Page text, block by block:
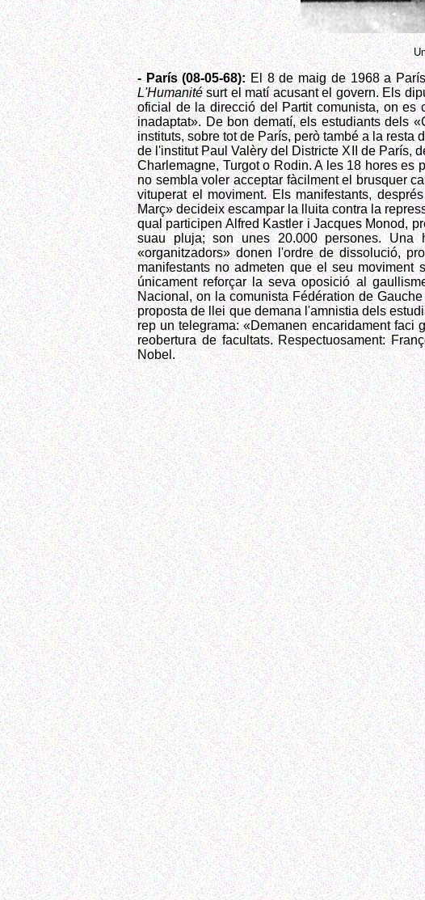
- París (08-05-68):El 8 de maig de 1968 a
L'Humanité surt el matí acusant el govern. Els
oficial de la direcció del Partit comunista, on es
inadaptat». De bon dematí, els estudiants dels
instituts, sobre tot de París, però també a la
de l'institut Paul Valèry del Districte XII de París,
Charlemagne, Turgot o Rodin. A les 18 hores
no sembla voler acceptar fàcilment el brusquer
vituperat el moviment. Els manifestants,
Març» decideix escampar la lluita contra la
qual participen Alfred Kastler i Jacques Monod,
suau pluja; son unes 20.000 persones.
«organitzadors» donen l'ordre de dissolució,
manifestants no admeten que el seu
únicament reforçar la seva oposició al
Nacional, on la comunista Fédération de
proposta de llei que demana l'amnistia dels
rep un telegrama: «Demanen encaridament faci
reobertura de facultats. Respectuosament:
Nobel.